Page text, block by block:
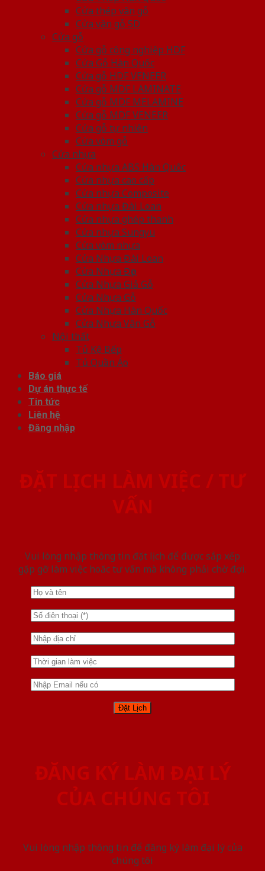
Cửa thép vân gỗ
Cửa vân gỗ 5D
Cửa gỗ
Cửa gỗ công nghiệp HDF
Cửa Gỗ Hàn Quốc
Cửa gỗ HDF VENEER
Cửa gỗ MDF LAMINATE
Cửa gỗ MDF MELAMINE
Cửa gỗ MDF VENEER
Cửa gỗ tự nhiên
Cửa vòm gỗ
Cửa nhựa
Cửa nhựa ABS Hàn Quốc
Cửa nhựa cao cấp
Cửa nhựa Composite
Cửa nhựa Đài Loan
Cửa nhựa ghép thanh
Cửa nhựa Sungyu
Cửa vòm nhựa
Cửa Nhựa Đài Loan
Cửa Nhựa Đẹp
Cửa Nhựa Giả Gỗ
Cửa Nhựa Gỗ
Cửa Nhựa Hàn Quốc
Cửa Nhựa Vân Gỗ
Nội thất
Tủ Kệ Bếp
Tủ Quần Áo
Báo giá
Dự án thực tế
Tin tức
Liên hệ
Đăng nhập
ĐẶT LỊCH LÀM VIỆC / TƯ
VẤN
Vui lòng nhập thông tin đặt lịch để được sắp xếp
gặp gỡ làm việc hoăc tư vấn mà không phải chờ đợi.
ĐĂNG KÝ LÀM ĐẠI LÝ
CỦA CHÚNG TÔI
Vui lòng nhập thông tin để đăng ký làm đại lý của
chúng tôi